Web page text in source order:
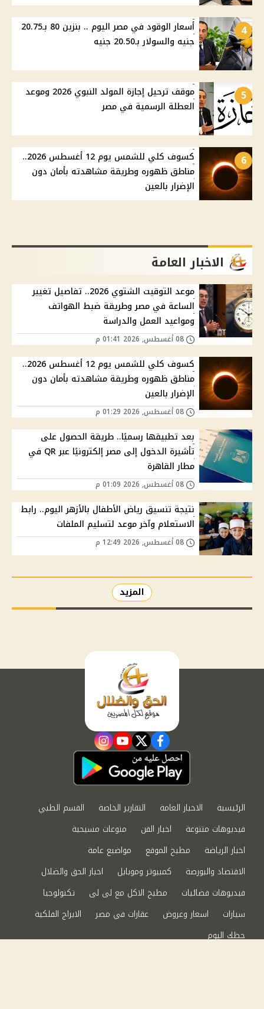
4
أسعار الوقود في مصر اليوم .. بنزين 80 بـ20.75
جنيه والسولار بـ20.50 جنيه
5
موقف ترحيل إجازة المولد النبوي 2026 وموعد
العطلة الرسمية في مصر
6
كسوف كلي للشمس يوم 12 أغسطس 2026..
مناطق ظهوره وطريقة مشاهدته بأمان دون
الإضرار بالعين
الاخبار العامة
موعد التوقيت الشتوي 2026.. تفاصيل تغيير
الساعة في مصر وطريقة ضبط الهواتف
ومواعيد العمل والدراسة
كسوف كلي للشمس يوم 12 أغسطس 2026..
مناطق ظهوره وطريقة مشاهدته بأمان دون
الإضرار بالعين
بعد تطبيقها رسميًا.. طريقة الحصول على
تأشيرة الدخول إلى مصر إلكترونيًا عبر QR في
مطار القاهرة
نتيجة تنسيق رياض الأطفال بالأزهر اليوم.. رابط
الاستعلام وآخر موعد لتسليم الملفات
المزيد
facebook
twitter
youtube
instagram
الرئيسية الاخبار العامة التقارير الخاصة
القسم الطبي
فيديوهات متنوعة
اخبار الفن
منوعات مسيحية
اخبار الرياضة
مطبخ الموقع
مواضيع عامة
الاقتصاد والبورصة
كمبيوتر وموبايل
اخبار الحق والضلال
فيديوهات فضائيات
مطبخ الاكل مع لى لى
تكنولوجيا
سيارات
اسعار وعروض عقارات في مصر
الابراج الفلكية
حظك اليوم